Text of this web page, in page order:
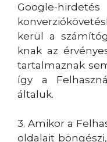
Google-
kerül a
knak az
tartalmaznak
így a
általuk.
3. Amikor a
oldalait